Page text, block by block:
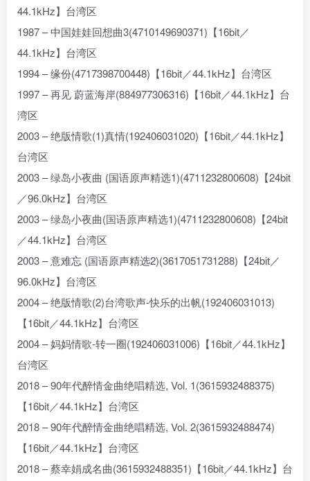
44.1kHz】台湾区
1987 – 中国娃娃回想曲3(4710149690371)【16bit／
44.1kHz】台湾区
1994 – 缘份(4717398700448)【16bit／44.1kHz】台湾区
1997 – 再见 蔚蓝海岸(884977306316)【16bit／44.1kHz】台
湾区
2003 – 绝版情歌(1)真情(192406031020)【16bit／44.1kHz】
台湾区
2003 – 绿岛小夜曲 (国语原声精选1)(4711232800608)【24bit
／96.0kHz】台湾区
2003 – 绿岛小夜曲(国语原声精选1)(4711232800608)【24bit
／44.1kHz】台湾区
2003 – 意难忘 (国语原声精选2)(3617051731288)【24bit／
96.0kHz】台湾区
2004 – 绝版情歌(2)台湾歌声-快乐的出帆(192406031013)
【16bit／44.1kHz】台湾区
2004 – 妈妈情歌-转一圈(192406031006)【16bit／44.1kHz】
台湾区
2018 – 90年代醉情金曲绝唱精选, Vol. 1(3615932488375)
【16bit／44.1kHz】台湾区
2018 – 90年代醉情金曲绝唱精选, Vol. 2(3615932488474)
【16bit／44.1kHz】台湾区
2018 – 蔡幸娟成名曲(3615932488351)【16bit／44.1kHz】台